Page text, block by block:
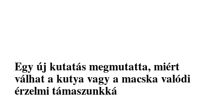
Egy új kutatás megmutatta, miért
válhat a kutya vagy a macska valódi
érzelmi támaszunkká